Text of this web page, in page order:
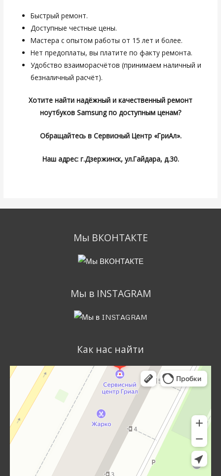
Быстрый ремонт.
Доступные честные цены.
Мастера с опытом работы от 15 лет и более.
Нет предоплаты, вы платите по факту ремонта.
Удобство взаиморасчётов (принимаем наличный и
безналичный расчёт).
Хотите найти надёжный и качественный ремонт
ноутбуков Samsung по доступным ценам?
Обращайтесь в Сервисный Центр «ГриАл».
Наш адрес: г.Дзержинск, ул.Гайдара, д.30.
Мы ВКОНТАКТЕ
Мы в INSTAGRAM
Как нас найти